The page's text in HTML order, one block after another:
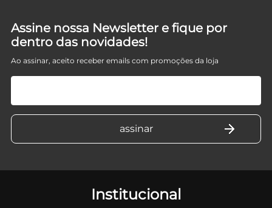
Assine nossa Newsletter e fique por
dentro das novidades!
Ao assinar, aceito receber emails com promoções da loja
Institucional